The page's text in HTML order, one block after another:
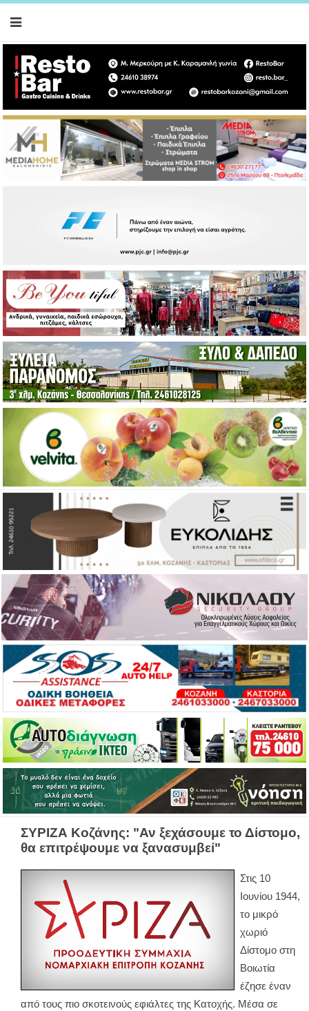
ΣΥΡΙΖΑ Κοζάνης: "Αν ξεχάσουμε το Δίστομο,
θα επιτρέψουμε να ξανασυμβεί"
Στις 10
Ιουνίου 1944,
το μικρό
χωριό
Δίστομο στη
Βοιωτία
έζησε έναν
από τους πιο σκοτεινούς εφιάλτες της Κατοχής. Μέσα σε